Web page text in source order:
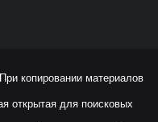
копировании материалов
открытая для поисковых